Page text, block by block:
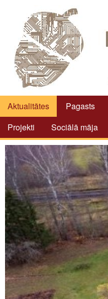
Aktualitātes Pagasts
Projekti
Sociālā māja